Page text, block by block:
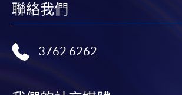
聯絡我們
3762 6262